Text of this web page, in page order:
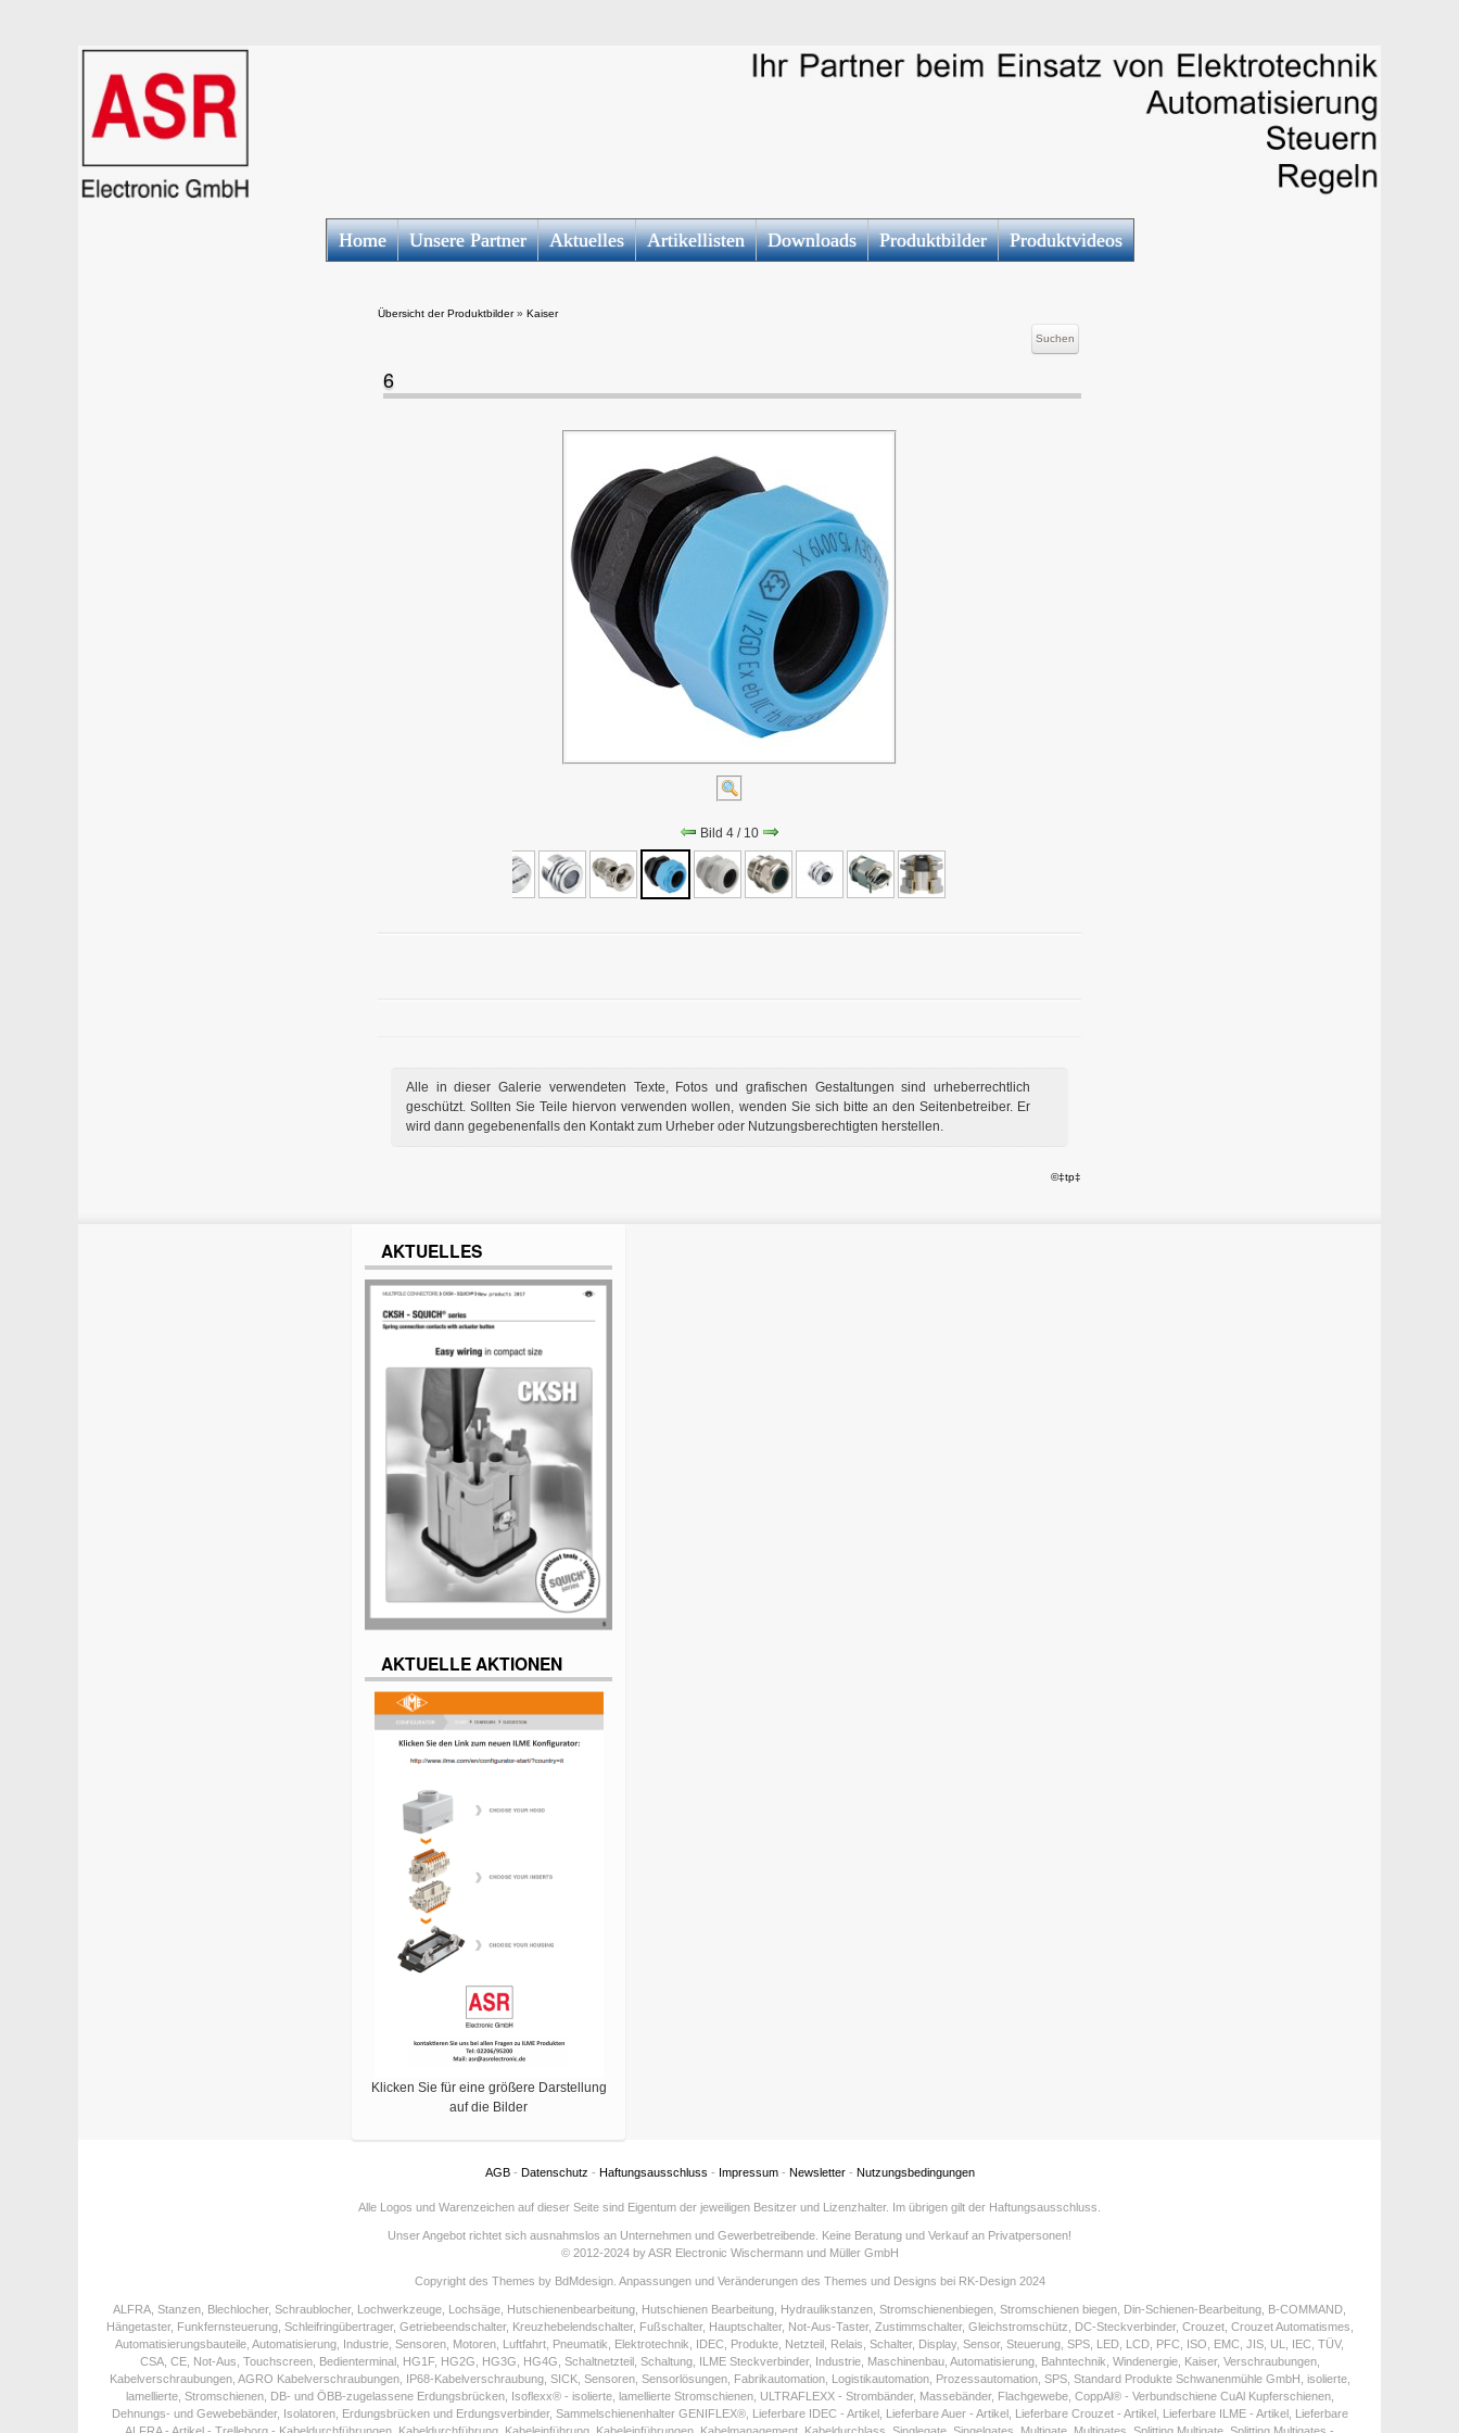
Home Unsere Partner Aktuelles Artikellisten Downloads Produktbilder Produktvideos
Übersicht der Produktbilder» Kaiser
Suchen
6
Bild 4 / 10
Alle in dieser Galerie verwendeten Texte, Fotos und grafischen Gestaltungen sind urheberrechtlich
geschützt. Sollten Sie Teile hiervon verwenden wollen, wenden Sie sich bitte an den Seitenbetreiber. Er
wird dann gegebenenfalls den Kontakt zum Urheber oder Nutzungsberechtigten herstellen.
©‡tp‡
AKTUELLES
AKTUELLE AKTIONEN
Klicken Sie für eine größere Darstellung
auf die Bilder
AGB- Datenschutz - Haftungsausschluss - Impressum- Newsletter- Nutzungsbedingungen
Alle Logos und Warenzeichen auf dieser Seite sind Eigentum der jeweiligen Besitzer und Lizenzhalter. Im übrigen gilt der Haftungsausschluss.
Unser Angebot richtet sich ausnahmslos an Unternehmen und Gewerbetreibende. Keine Beratung und Verkauf an Privatpersonen!
© 2012-2024 by ASR Electronic Wischermann und Müller GmbH
Copyright des Themes by BdMdesign. Anpassungen und Veränderungen des Themes und Designs bei RK-Design 2024
ALFRA, Stanzen, Blechlocher, Schraublocher, Lochwerkzeuge, Lochsäge, Hutschienenbearbeitung, Hutschienen Bearbeitung, Hydraulikstanzen, Stromschienenbiegen, Stromschienen biegen, Din-Schienen-Bearbeitung, B-COMMAND,
Hängetaster, Funkfernsteuerung, Schleifringübertrager, Getriebeendschalter, Kreuzhebelendschalter, Fußschalter, Hauptschalter, Not-Aus-Taster, Zustimmschalter, Gleichstromschütz, DC-Steckverbinder, Crouzet, Crouzet Automatismes,
Automatisierungsbauteile, Automatisierung, Industrie, Sensoren, Motoren, Luftfahrt, Pneumatik, Elektrotechnik, IDEC, Produkte, Netzteil, Relais, Schalter, Display, Sensor, Steuerung, SPS, LED, LCD, PFC, ISO, EMC, JIS, UL, IEC, TÜV,
CSA, CE, Not-Aus, Touchscreen, Bedienterminal, HG1F, HG2G, HG3G, HG4G, Schaltnetzteil, Schaltung, ILME Steckverbinder, Industrie, Maschinenbau, Automatisierung, Bahntechnik, Windenergie, Kaiser, Verschraubungen,
Kabelverschraubungen, AGRO Kabelverschraubungen, IP68-Kabelverschraubung, SICK, Sensoren, Sensorlösungen, Fabrikautomation, Logistikautomation, Prozessautomation, SPS, Standard Produkte Schwanenmühle GmbH, isolierte,
lamellierte, Stromschienen, DB- und ÖBB-zugelassene Erdungsbrücken, Isoflexx® - isolierte, lamellierte Stromschienen, ULTRAFLEXX - Strombänder, Massebänder, Flachgewebe, CoppAl® - Verbundschiene CuAl Kupferschienen,
Dehnungs- und Gewebebänder, Isolatoren, Erdungsbrücken und Erdungsverbinder, Sammelschienenhalter GENIFLEX®, Lieferbare IDEC - Artikel, Lieferbare Auer - Artikel, Lieferbare Crouzet - Artikel, Lieferbare ILME - Artikel, Lieferbare